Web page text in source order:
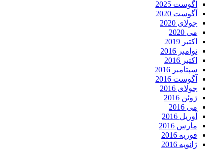
آگوست 2025
آگوست 2020
جولای 2020
می 2020
اکتبر 2019
نوامبر 2016
اکتبر 2016
سپتامبر 2016
آگوست 2016
جولای 2016
ژوئن 2016
می 2016
آوریل 2016
مارس 2016
فوریه 2016
ژانویه 2016